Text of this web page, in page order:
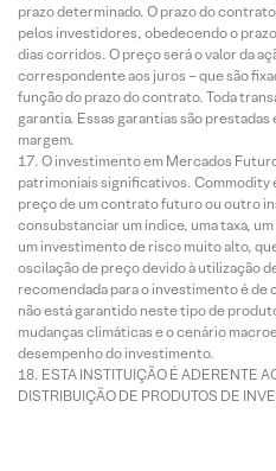
prazo determinado. O prazo do
pelos investidores, obedecendo o
dias corridos. O preço será o valor da
correspondente aos juros – que são
função do prazo do contrato. Toda
garantia. Essas garantias são
margem.
O investimento em Mercados
patrimoniais significativos. Commodity
preço de um contrato futuro ou outro
consubstanciar um índice, uma taxa,
um investimento de risco muito alto,
oscilação de preço devido à utilização
recomendada para o investimento é
não está garantido neste tipo de
mudanças climáticas e o cenário
desempenho do investimento.
ESTA INSTITUIÇÃO É ADERENTE
DISTRIBUIÇÃO DE PRODUTOS DE